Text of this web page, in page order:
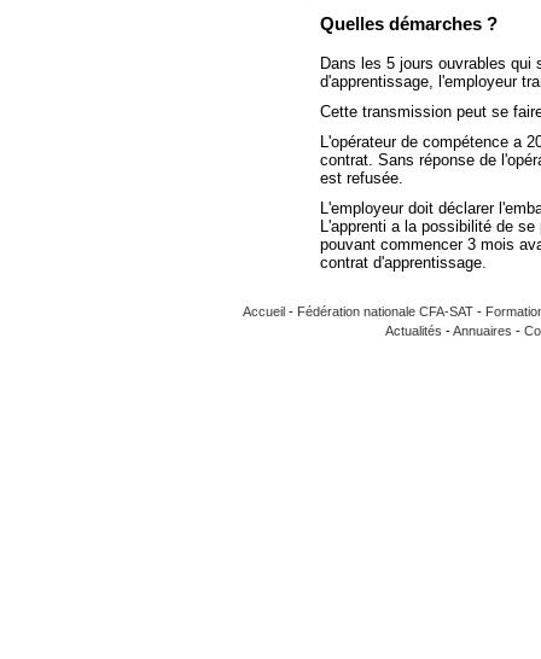
Quelles démarches ?
Dans les 5 jours ouvrables qui
d'apprentissage, l'employeur
Cette transmission peut se
L'opérateur de compétence a
contrat. Sans réponse de
est refusée.
L'employeur doit déclarer
L'apprenti a la possibilité de
pouvant commencer 3 mois
contrat d'apprentissage.
Accueil - Fédération nationale CFA-SAT -
Actualités -Annuaires -